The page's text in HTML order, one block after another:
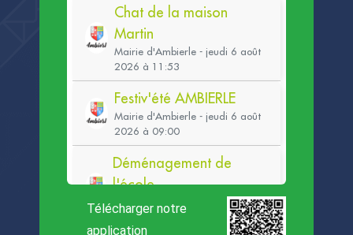
Télécharger notre
application